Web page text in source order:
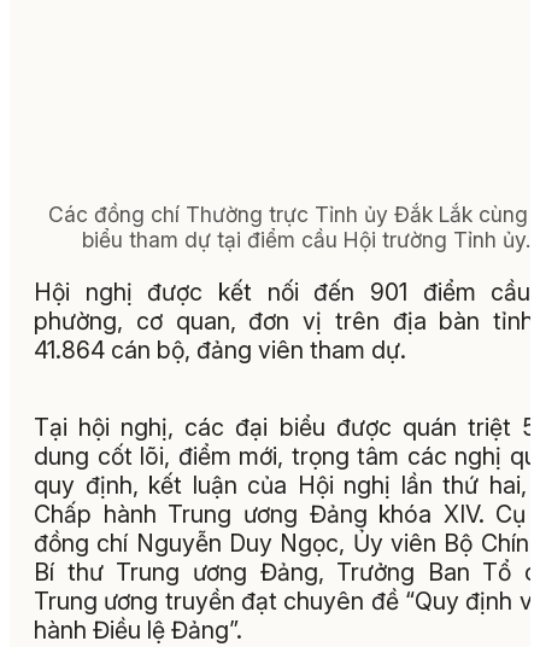
Các đồng chí Thường trực Tỉnh ủy Đắk Lắk cùng
biểu tham dự tại điểm cầu Hội trường Tỉnh ủy.
Hội nghị được kết nối đến 901 điểm cầu
phường, cơ quan, đơn vị trên địa bàn
41.864 cán bộ, đảng viên tham dự.
Tại hội nghị, các đại biểu được quán triệt
dung cốt lõi, điểm mới, trọng tâm các nghị
quy định, kết luận của Hội nghị lần thứ hai,
Chấp hành Trung ương Đảng khóa XIV. Cụ
đồng chí Nguyễn Duy Ngọc, Ủy viên Bộ
Bí thư Trung ương Đảng, Trưởng Ban Tổ
Trung ương truyền đạt chuyên đề “Quy định
hành Điều lệ Đảng”.